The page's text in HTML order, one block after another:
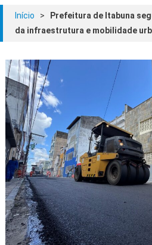
Início >
Prefeitura de Itabuna
da infraestrutura e mobilidade